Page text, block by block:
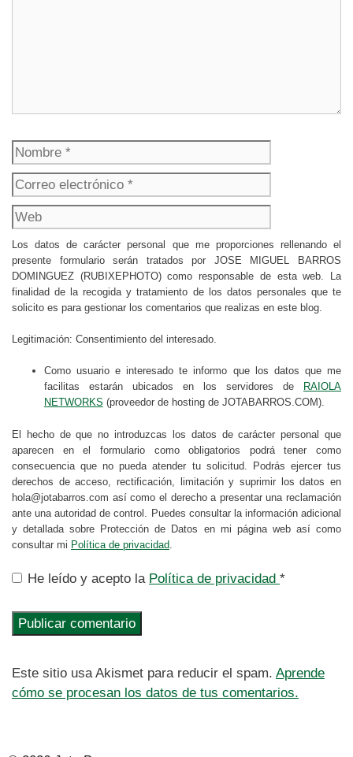
Nombre
electrónico
Los datos de carácter personal que me proporciones rellenando el
presente formulario serán tratados por JOSE MIGUEL BARROS
DOMINGUEZ (RUBIXEPHOTO) como responsable de esta web. La
finalidad de la recogida y tratamiento de los datos personales que te
solicito es para gestionar los comentarios que realizas en este blog.
Legitimación: Consentimiento del interesado.
Como usuario e interesado te informo que los datos que me
facilitas estarán ubicados en los servidores de
RAIOLA
NETWORKS (proveedor de hosting de JOTABARROS.COM).
El hecho de que no introduzcas los datos de carácter personal que
aparecen en el formulario como obligatorios podrá tener como
consecuencia que no pueda atender tu solicitud. Podrás ejercer tus
derechos de acceso, rectificación, limitación y suprimir los datos en
hola@jotabarros.com así como el derecho a presentar una reclamación
ante una autoridad de control. Puedes consultar la información adicional
y detallada sobre Protección de Datos en mi página web así como
consultar mi Política de privacidad
He leído y acepto la Política de privacidad *
Este sitio usa Akismet para reducir el spam. Aprende
cómo se procesan los datos de tus comentarios.